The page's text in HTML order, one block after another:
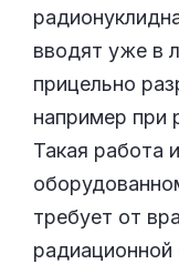
вводят уже в
прицельно
например при
Такая работа
требует от
радиационной